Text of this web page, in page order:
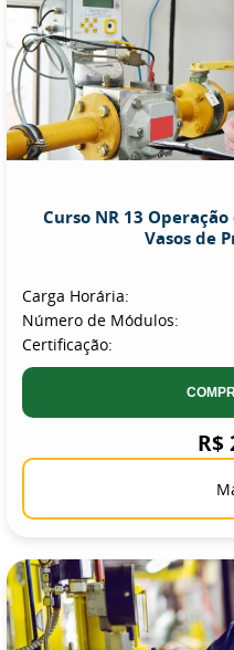
Curso NR 13
Vasos de
Carga Horária:
Número de Módulos:
Certificação:
R$